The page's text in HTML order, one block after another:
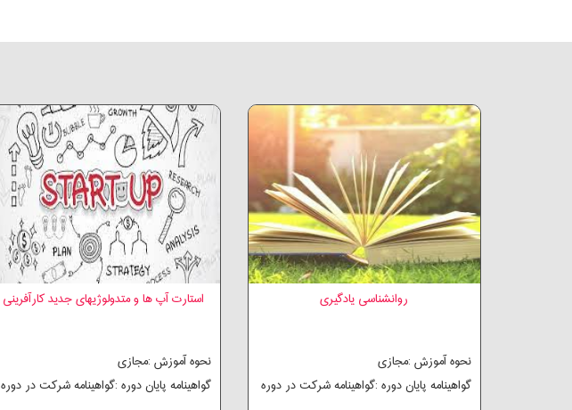
استارت آپ ها و متدولوژیهای جدید کارآفرینی
نحوه آموزش :مجازی
گواهینامه پایان دوره :گواهینامه شرکت در دوره
روانشناسی یادگیری
نحوه آموزش :مجازی
گواهینامه پایان دوره :گواهینامه شرکت در دوره